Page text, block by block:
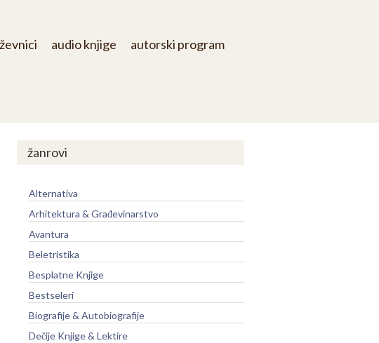
audio knjige autorski program
žanrovi
Alternativa
Arhitektura & Građevinarstvo
Avantura
Beletristika
Besplatne Knjige
Bestseleri
Biografije & Autobiografije
Dečije Knjige & Lektire